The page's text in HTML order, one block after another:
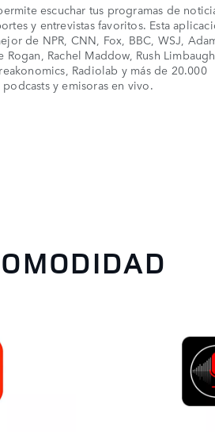
escuchar tus programas de
y entrevistas favoritos. Esta
de NPR, CNN, Fox, BBC, WSJ,
Rogan, Rachel Maddow, Rush Limbaugh,
Radiolab y más de 20.000
y emisoras en vivo.